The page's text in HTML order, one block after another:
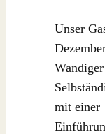
Unser
mit einer